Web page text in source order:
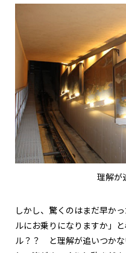
理解が
しかし、驚くのはまだ早か
ルにお乗りになりますか」
ル？？ と理解が追いつかな